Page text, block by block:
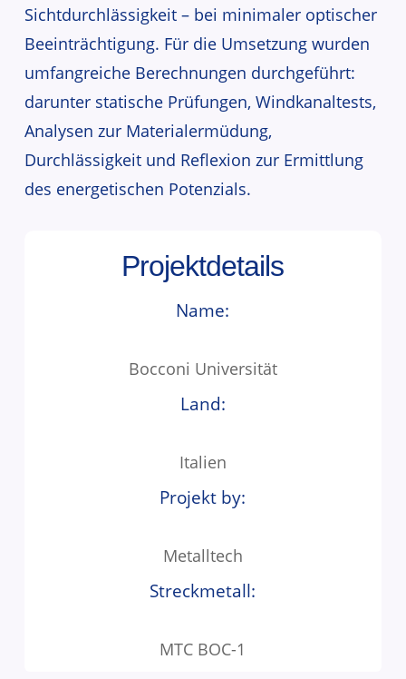
Sichtdurchlässigkeit – bei minimaler optischer
Beeinträchtigung. Für die Umsetzung wurden
umfang­reiche Berechnungen durch­ge­führt:
darunter statische Prüfungen, Windkanaltests,
Analysen zur Materialermüdung,
Durchlässigkeit und Reflexion zur Ermittlung
des energe­ti­schen Potenzials.
Projektdetails
Name:
Bocconi Universität
Land:
Italien
Projekt by:
Metalltech
Streckmetall:
MTC BOC-1